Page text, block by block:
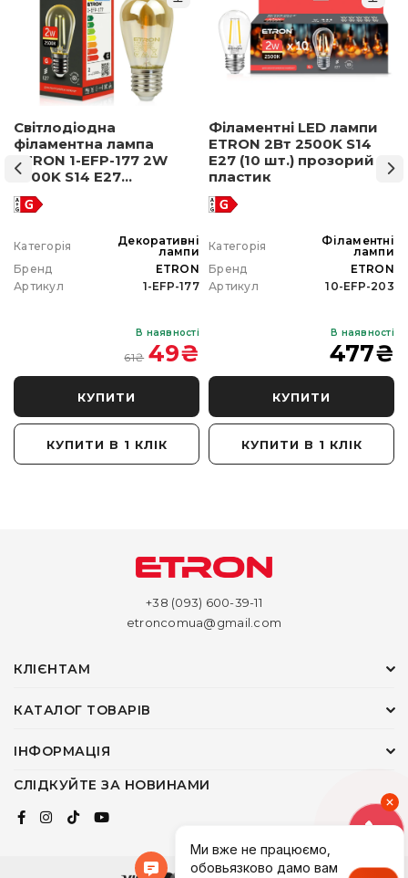
Світлодіодна
філаментна лампа
ETRON 1-EFP-177 2W
2500K S14 E27
позолочене скло
Категорія
Декоративні
лампи
Бренд
ETRON
Артикул
1-EFP-177
В наявності
61₴ 49₴
КУПИТИ
КУПИТИ В 1 КЛІК
Філаментні LED лампи
ETRON 2Вт 2500K S14
E27 (10 шт.) прозорий
пластик
Категорія
Філаментні
лампи
Бренд
ETRON
Артикул
10-EFP-203
В наявності
477₴
КУПИТИ
КУПИТИ В 1 КЛІК
+38 (093) 600-39-11
etroncomua@gmail.com
КЛІЄНТАМ
КАТАЛОГ ТОВАРІВ
ІНФОРМАЦІЯ
СЛІДКУЙТЕ ЗА НОВИНАМИ